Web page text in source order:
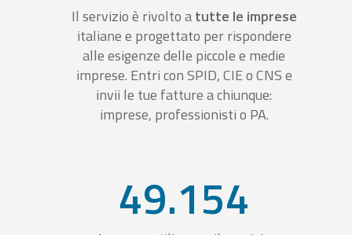
Il servizio è rivolto atutte le imprese
italiane e progettato per rispondere
alle esigenze delle piccole e medie
imprese. Entri con SPID, CIE o CNS e
invii le tue fatture a chiunque:
imprese, professionisti o PA.
49.154